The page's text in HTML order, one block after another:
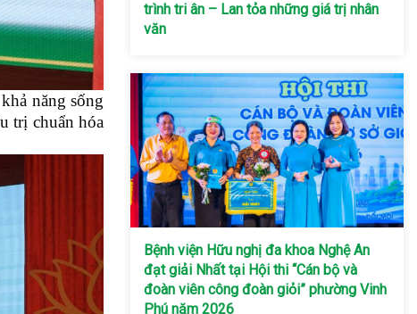
năng sống
trị chuẩn hóa
trình tri ân – Lan tỏa những giá trị nhân
văn
Bệnh viện Hữu nghị đa khoa Nghệ An
đạt giải Nhất tại Hội thi “Cán bộ và
đoàn viên công đoàn giỏi” phường Vinh
Phú năm 2026